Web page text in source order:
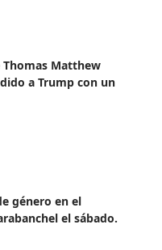
Matthew
a Trump con un
género en el
el sábado.